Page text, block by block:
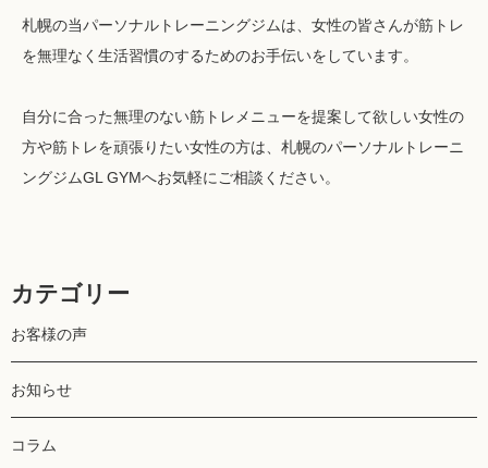
札幌の当パーソナルトレーニングジムは、女性の皆さんが筋トレ
を無理なく生活習慣のするためのお手伝いをしています。
自分に合った無理のない筋トレメニューを提案して欲しい女性の
方や筋トレを頑張りたい女性の方は、札幌のパーソナルトレーニ
ングジムGL GYMへお気軽にご相談ください。
カテゴリー
お客様の声
お知らせ
コラム